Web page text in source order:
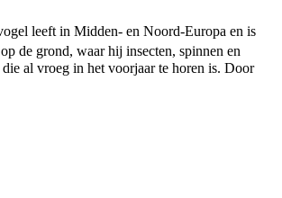
leeft in Midden- en Noord-Europa en is
de grond, waar hij insecten, spinnen en
al vroeg in het voorjaar te horen is. Door